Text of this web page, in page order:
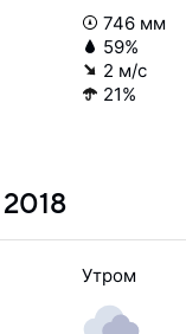
746 мм
59%
2 м/с
21%
2018
Утром